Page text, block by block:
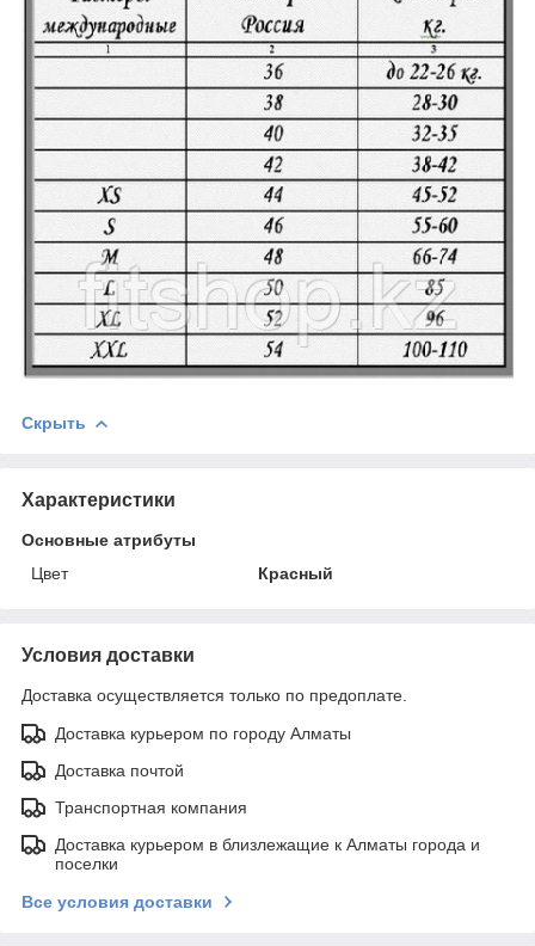
Скрыть
Характеристики
Основные атрибуты
Цвет
Красный
Условия доставки
Доставка осуществляется только по предоплате.
Доставка курьером по городу Алматы
Доставка почтой
Транспортная компания
Доставка курьером в близлежащие к Алматы города и
поселки
Все условия доставки